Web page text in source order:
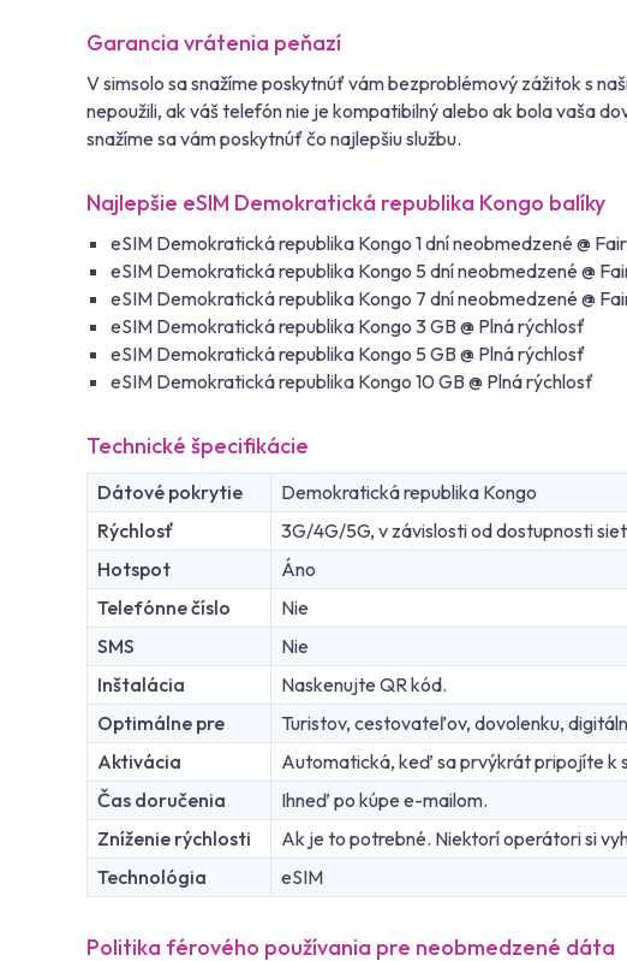
Garancia vrátenia peňazí
V simsolo sa snažíme poskytnúť vám bezproblémový zážitok s
nepoužili, ak váš telefón nie je kompatibilný alebo ak bola vaša
snažíme sa vám poskytnúť čo najlepšiu službu.
Najlepšie eSIM Demokratická republika Kongo balíky
eSIM Demokratická republika Kongo 1 dní neobmedzené @
eSIM Demokratická republika Kongo 5 dní neobmedzené @
eSIM Demokratická republika Kongo 7 dní neobmedzené @
eSIM Demokratická republika Kongo 3 GB @ Plná rýchlosť
eSIM Demokratická republika Kongo 5 GB @ Plná rýchlosť
eSIM Demokratická republika Kongo 10 GB @ Plná rýchlosť
Technické špecifikácie
Dátové pokrytie
Demokratická republika Kongo
Rýchlosť
3G/4G/5G, v závislosti od dostupnosti
Hotspot
Áno
Telefónne číslo
Nie
SMS
Nie
Inštalácia
Naskenujte QR kód.
Optimálne pre
Turistov, cestovateľov, dovolenku,
Aktivácia
Automatická, keď sa prvýkrát pripojíte k
Čas doručenia
Ihneď po kúpe e-mailom.
Zníženie rýchlosti
Ak je to potrebné. Niektorí operátori si
Technológia
eSIM
Politika férového používania pre neobmedzené dáta